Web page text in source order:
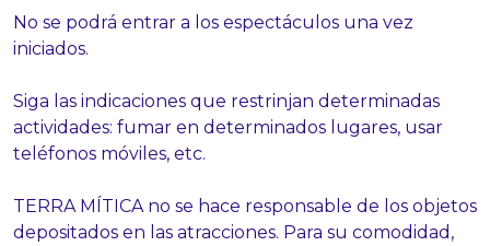
No se podrá entrar a los espectáculos una vez
iniciados.
Siga las indicaciones que restrinjan determinadas
actividades: fumar en determinados lugares, usar
teléfonos móviles, etc.
TERRA MÍTICA no se hace responsable de los objetos
depositados en las atracciones. Para su comodidad,